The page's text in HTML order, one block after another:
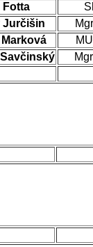
Fotta
Jurčišin
Marková
Savčinský